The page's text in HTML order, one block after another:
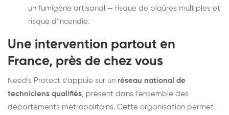
un fumigène artisanal — risque de piqûres multiples et
risque d'incendie.
Une intervention partout en
France, près de chez vous
Need's Protect s'appuie sur un réseau national de
techniciens qualifiés, présent dans l'ensemble des
départements métropolitains. Cette organisation permet